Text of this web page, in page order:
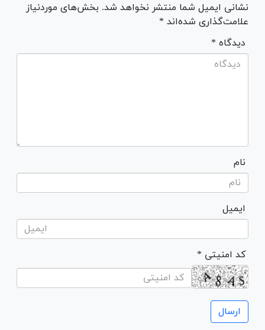
نشانی ایمیل شما منتشر نخواهد شد. بخش‌های موردنیاز
علامت‌گذاری شده‌اند *
* دیدگاه
نام
ایمیل
* کد امنیتی